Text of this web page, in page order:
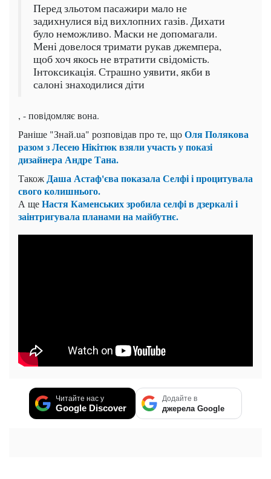
Перед зльотом пасажири мало не
задихнулися від вихлопних газів. Дихати
було неможливо. Маски не допомагали.
Мені довелося тримати рукав джемпера,
щоб хоч якось не втратити свідомість.
Інтоксикація. Страшно уявити, якби в
салоні знаходилися діти
, - повідомляє вона.
Раніше "Знай.uа" розповідав про те, щоОля Полякова
разом з Лесею Нікітюк взяли участь у показі
дизайнера Андре Тана.
ТакожДаша Астаф'єва показала Селфі і процитувала
свого колишнього.
А щеНастя Каменських зробила селфі в дзеркалі і
заінтригувала планами на майбутнє.
Читайте нас у
Google Discover
Додайте в
джерела Google